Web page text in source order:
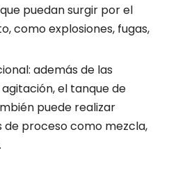
puedan surgir por el
como explosiones, fugas,
además de las
el tanque de
puede realizar
de proceso como mezcla,